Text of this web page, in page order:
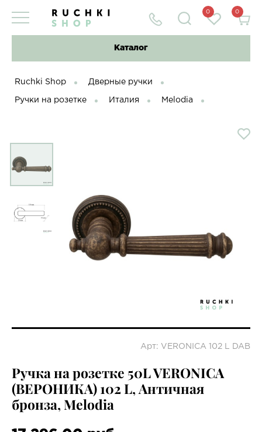
0 0
Каталог
Ruchki Shop Дверные ручки
Ручки на розетке Италия Melodia
Арт: VERONICA 102 L DAB
Ручка на розетке 50L VERONICA
(ВЕРОНИКА) 102 L, Античная
бронза, Melodia